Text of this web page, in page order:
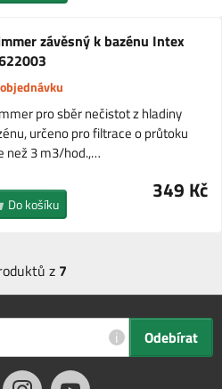
závěsný k bazénu Intex
pro sběr nečistot z hladiny
určeno pro filtrace o průtoku
než 3 m3/hod.,…
349 Kč
Do košíku
z 7
i Odebírat